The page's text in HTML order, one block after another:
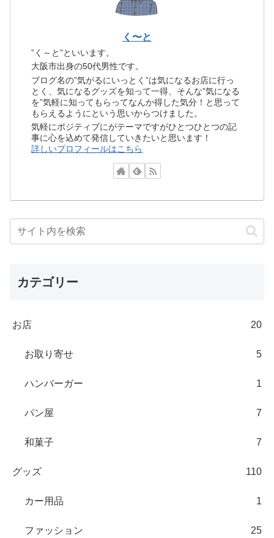
く〜と
”く～と”といいます。
大阪市出身の50代男性です。
ブログ名の”気がるにいっとく”は気になるお店に行っ
とく、気になるグッズを知って一得、そんな”気になる
を”気軽に知ってもらってなんか得した気分！と思って
もらえるようにという思いからつけました。
気軽にポジティブにがテーマですがひとつひとつの記
事に心を込めて発信していきたいと思います！
詳しいプロフィールはこちら
カテゴリー
お店 20
お取り寄せ 5
ハンバーガー 1
パン屋 7
和菓子 7
グッズ 110
カー用品 1
ファッション 25